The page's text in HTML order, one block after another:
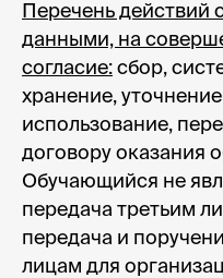
Перечень действий
данными, на
согласие: сбор,
хранение,
использование,
договору оказания
Обучающийся не
передача третьим
передача и
лицам для